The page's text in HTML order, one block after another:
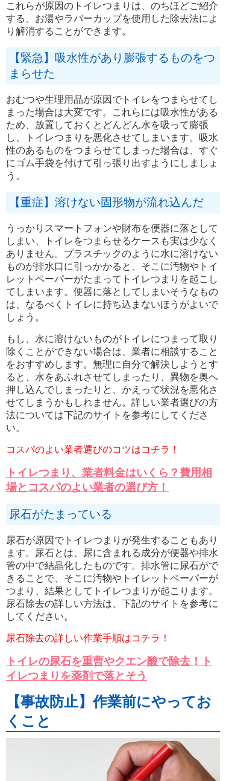
これらが原因のトイレつまりは、のちほどご紹介
する、お湯やラバーカップを使用した除去法によ
り解消することができます。
【緊急】吸水性があり膨張するものをつ
まらせた
おむつや生理用品が原因でトイレをつまらせてし
まった場合は大変です。これらには吸水性がある
ため、放置しておくとどんどん水を吸って膨張
し、トイレつまりを悪化させてしまいます。吸水
性のあるものをつまらせてしまった場合は、すぐ
にゴム手袋を付けて引っ張り出すようにしましょ
う。
【重症】溶けない固形物が流れ込んだ
うっかりスマートフォンや財布を便器に落として
しまい、トイレをつまらせるケースも実は少なく
ありません。プラスチックのように水に溶けない
ものが排水口に引っかかると、そこに汚物やトイ
レットペーパーがたまってトイレつまりを起こし
てしまいます。便器に落としてしまいそうなもの
は、なるべくトイレに持ち込まないほうがよいで
しょう。
もし、水に溶けないものがトイレにつまって取り
除くことができない場合は、業者に相談すること
をおすすめします。無理に自分で解決しようとす
ると、水をあふれさせてしまったり、異物を奥へ
押し込んでしまったりと、かえって状況を悪化さ
せてしまうかもしれません。詳しい業者選びの方
法については下記のサイトを参考にしてくださ
い。
コスパのよい業者選びのコツはコチラ！
トイレつまり、業者料金はいくら？費用相
場とコスパのよい業者の選び方！
尿石がたまっている
尿石が原因でトイレつまりが発生することもあり
ます。尿石とは、尿に含まれる成分が便器や排水
管の中で結晶化したものです。排水管に尿石がで
きることで、そこに汚物やトイレットペーパーが
つまり、結果としてトイレつまりが起こります。
尿石除去の詳しい方法は、下記のサイトを参考に
してください。
尿石除去の詳しい作業手順はコチラ！
トイレの尿石を重曹やクエン酸で除去！ト
イレつまりを薬剤で落とそう
【事故防止】作業前にやってお
くこと